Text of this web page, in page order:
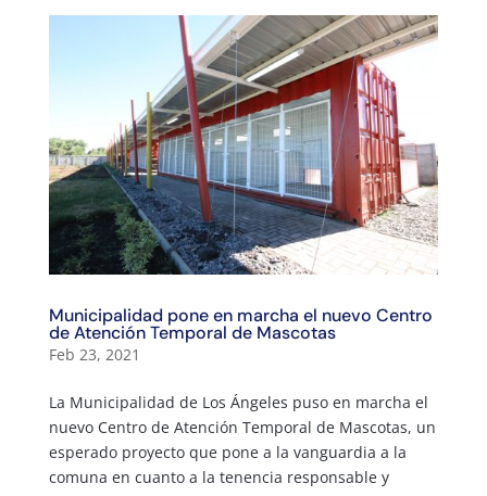
Municipalidad pone en marcha el nuevo Centro
de Atención Temporal de Mascotas
Feb 23, 2021
La Municipalidad de Los Ángeles puso en marcha el
nuevo Centro de Atención Temporal de Mascotas, un
esperado proyecto que pone a la vanguardia a la
comuna en cuanto a la tenencia responsable y